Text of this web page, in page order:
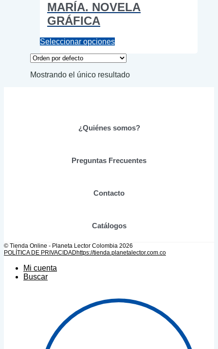
MARÍA. NOVELA
GRÁFICA
Seleccionar opcionesEste
tiene
variantes.
en
producto
Mostrando el único resultado
¿Quiénes somos?
Preguntas Frecuentes
Contacto
Catálogos
© Tienda Online - Planeta Lector Colombia 2026
POLÍTICA DE PRIVACIDADhttps://tienda.planetalector.com.co
Mi cuenta
Buscar